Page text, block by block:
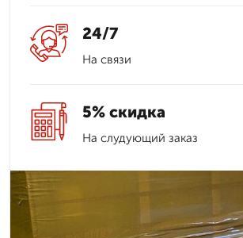
24/7
На связи
5% скидка
На слудующий заказ